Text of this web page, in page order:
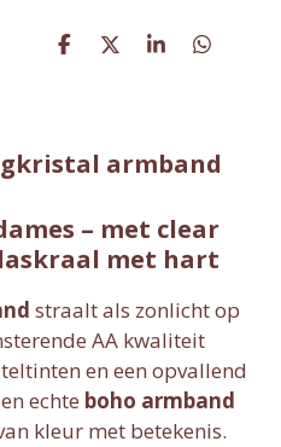
D
D
S
D
armband
– met clear
met hart
straalt als zonlicht op
AA kwaliteit
en een opvallend
echte boho armband
kleur met betekenis.